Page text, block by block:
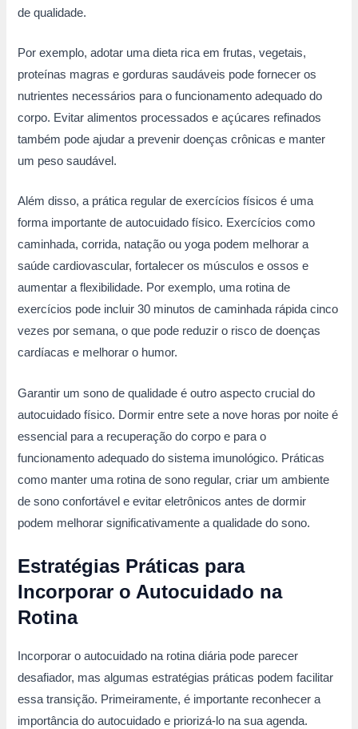
de qualidade.
Por exemplo, adotar uma dieta rica em frutas, vegetais,
proteínas magras e gorduras saudáveis pode fornecer os
nutrientes necessários para o funcionamento adequado do
corpo. Evitar alimentos processados e açúcares refinados
também pode ajudar a prevenir doenças crônicas e manter
um peso saudável.
Além disso, a prática regular de exercícios físicos é uma
forma importante de autocuidado físico. Exercícios como
caminhada, corrida, natação ou yoga podem melhorar a
saúde cardiovascular, fortalecer os músculos e ossos e
aumentar a flexibilidade. Por exemplo, uma rotina de
exercícios pode incluir 30 minutos de caminhada rápida cinco
vezes por semana, o que pode reduzir o risco de doenças
cardíacas e melhorar o humor.
Garantir um sono de qualidade é outro aspecto crucial do
autocuidado físico. Dormir entre sete a nove horas por noite é
essencial para a recuperação do corpo e para o
funcionamento adequado do sistema imunológico. Práticas
como manter uma rotina de sono regular, criar um ambiente
de sono confortável e evitar eletrônicos antes de dormir
podem melhorar significativamente a qualidade do sono.
Estratégias Práticas para
Incorporar o Autocuidado na
Rotina
Incorporar o autocuidado na rotina diária pode parecer
desafiador, mas algumas estratégias práticas podem facilitar
essa transição. Primeiramente, é importante reconhecer a
importância do autocuidado e priorizá-lo na sua agenda.